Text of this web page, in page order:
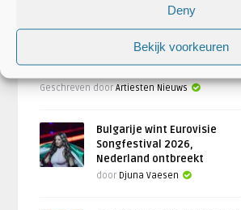
Deny
Bekijk voorkeuren
Scooter naar Ziggo Dome tijdens
ADE 2026: ‘Scooter Crushes ADE’
Geschreven doorArtiesten Nieuws
Bulgarije wint Eurovisie
Songfestival 2026,
Nederland ontbreekt
door Djuna Vaesen